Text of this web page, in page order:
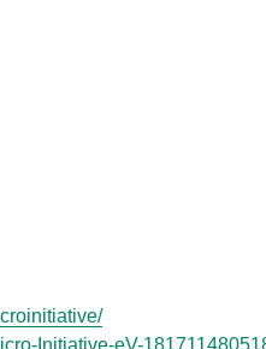
Initiative-eV-